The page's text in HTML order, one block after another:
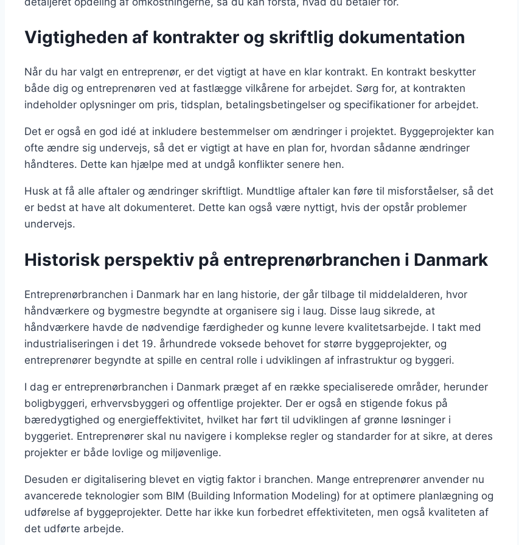
Vigtigheden af kontrakter og skriftlig dokumentation
Når du har valgt en entreprenør, er det vigtigt at have en klar kontrakt. En kontrakt beskytter
både dig og entreprenøren ved at fastlægge vilkårene for arbejdet. Sørg for, at kontrakten
indeholder oplysninger om pris, tidsplan, betalingsbetingelser og specifikationer for arbejdet.
Det er også en god idé at inkludere bestemmelser om ændringer i projektet. Byggeprojekter kan
ofte ændre sig undervejs, så det er vigtigt at have en plan for, hvordan sådanne ændringer
håndteres. Dette kan hjælpe med at undgå konflikter senere hen.
Husk at få alle aftaler og ændringer skriftligt. Mundtlige aftaler kan føre til misforståelser, så det
er bedst at have alt dokumenteret. Dette kan også være nyttigt, hvis der opstår problemer
undervejs.
Historisk perspektiv på entreprenørbranchen i Danmark
Entreprenørbranchen i Danmark har en lang historie, der går tilbage til middelalderen, hvor
håndværkere og bygmestre begyndte at organisere sig i laug. Disse laug sikrede, at
håndværkere havde de nødvendige færdigheder og kunne levere kvalitetsarbejde. I takt med
industrialiseringen i det 19. århundrede voksede behovet for større byggeprojekter, og
entreprenører begyndte at spille en central rolle i udviklingen af infrastruktur og byggeri.
I dag er entreprenørbranchen i Danmark præget af en række specialiserede områder, herunder
boligbyggeri, erhvervsbyggeri og offentlige projekter. Der er også en stigende fokus på
bæredygtighed og energieffektivitet, hvilket har ført til udviklingen af grønne løsninger i
byggeriet. Entreprenører skal nu navigere i komplekse regler og standarder for at sikre, at deres
projekter er både lovlige og miljøvenlige.
Desuden er digitalisering blevet en vigtig faktor i branchen. Mange entreprenører anvender nu
avancerede teknologier som BIM (Building Information Modeling) for at optimere planlægning og
udførelse af byggeprojekter. Dette har ikke kun forbedret effektiviteten, men også kvaliteten af
det udførte arbejde.